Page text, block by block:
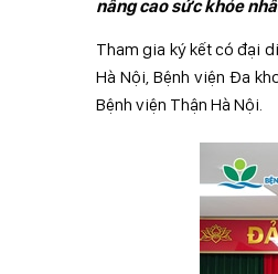
nâng cao sức khỏe
Tham gia ký kết có đại
Hà Nội, Bệnh viện Đa
Bệnh viện Thận Hà Nội.